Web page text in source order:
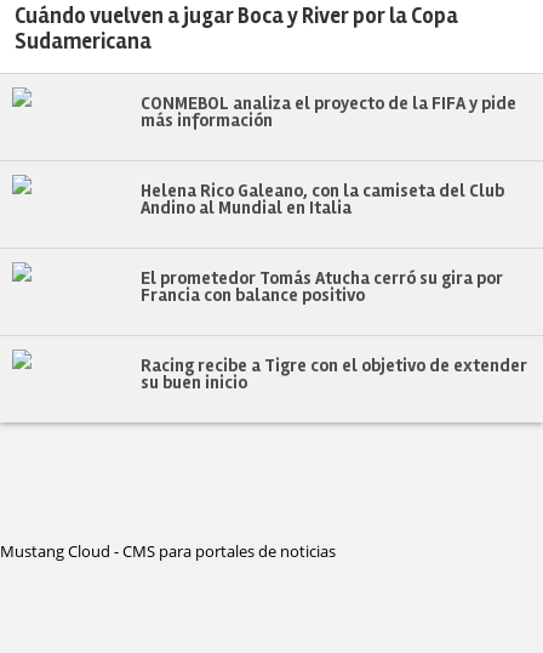
Cuándo vuelven a jugar Boca y River por la Copa
Sudamericana
CONMEBOL analiza el proyecto de la FIFA y pide
más información
Helena Rico Galeano, con la camiseta del Club
Andino al Mundial en Italia
El prometedor Tomás Atucha cerró su gira por
Francia con balance positivo
Racing recibe a Tigre con el objetivo de extender
su buen inicio
Mustang Cloud - CMS para portales de noticias